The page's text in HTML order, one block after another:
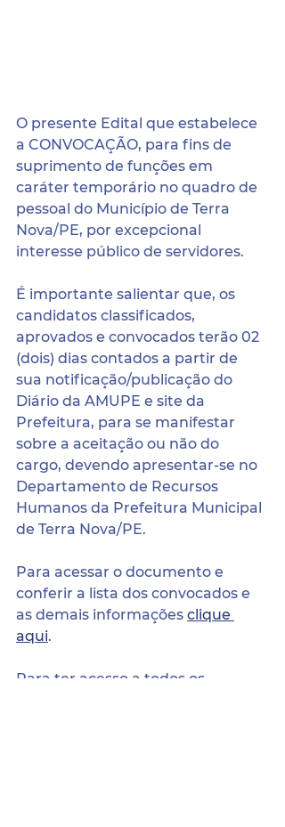
O presente Edital que estabelece
a CONVOCAÇÃO, para fins de
suprimento de funções em
caráter temporário no quadro de
pessoal do Município de Terra
Nova/PE, por excepcional
interesse público de servidores.
É importante salientar que, os
candidatos classificados,
aprovados e convocados terão 02
(dois) dias contados a partir de
sua notificação/publicação do
Diário da AMUPE e site da
Prefeitura, para se manifestar
sobre a aceitação ou não do
cargo, devendo apresentar-se no
Departamento de Recursos
Humanos da Prefeitura Municipal
de Terra Nova/PE.
Para acessar o documento e
conferir a lista dos convocados e
as demais informações clique
aqui.
Para ter acesso a todos os